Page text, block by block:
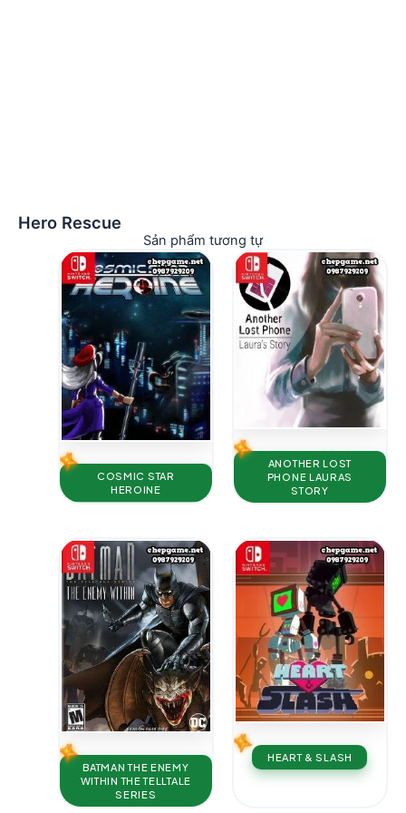
Hero Rescue
Sản phẩm tương tự
COSMIC STAR
HEROINE
ANOTHER LOST
PHONE LAURAS
STORY
BATMAN THE ENEMY
WITHIN THE TELLTALE
SERIES
HEART & SLASH